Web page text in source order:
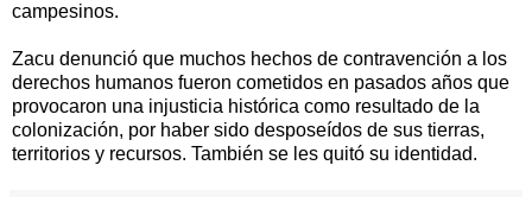
campesinos.
Zacu denunció que muchos hechos de contravención a los
derechos humanos fueron cometidos en pasados años que
provocaron una injusticia histórica como resultado de la
colonización, por haber sido desposeídos de sus tierras,
territorios y recursos. También se les quitó su identidad.